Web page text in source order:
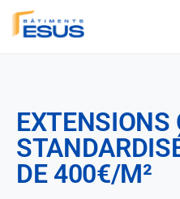
DE 400€/M²
Panneau de gestion des